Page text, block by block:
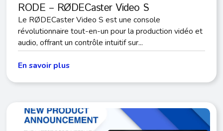
RODE – RØDECaster Video S
Le RØDECaster Video S est une console
révolutionnaire tout-en-un pour la production vidéo et
audio, offrant un contrôle intuitif sur...
En savoir plus